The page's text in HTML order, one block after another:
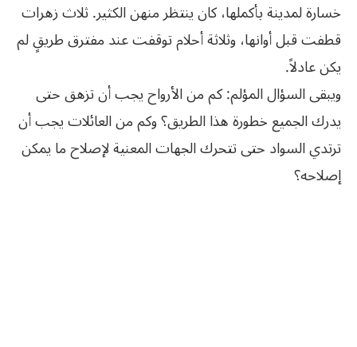
خسارة لمدينة بأكملها، كان ينتظر منهن الكثير. ثلاث زهرات
قطفت قبل أوانها، وثلاثة أحلام توقفت عند مفترق طريقٍ لم
يكن عادلاً.
ويبقى السؤال المؤلم: كم من الأرواح يجب أن تزهق حتى
يدرك الجميع خطورة هذا الطريق؟ وكم من العائلات يجب أن
ترتدي السواد حتى تتحرك الجهات المعنية لإصلاح ما يمكن
إصلاحه؟